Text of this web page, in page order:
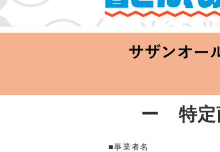
サザンオールスターズ 特
「Keep Smilin’～皆さん、
2020.06.25 Thu 20:00
ー 特定
■事業者名